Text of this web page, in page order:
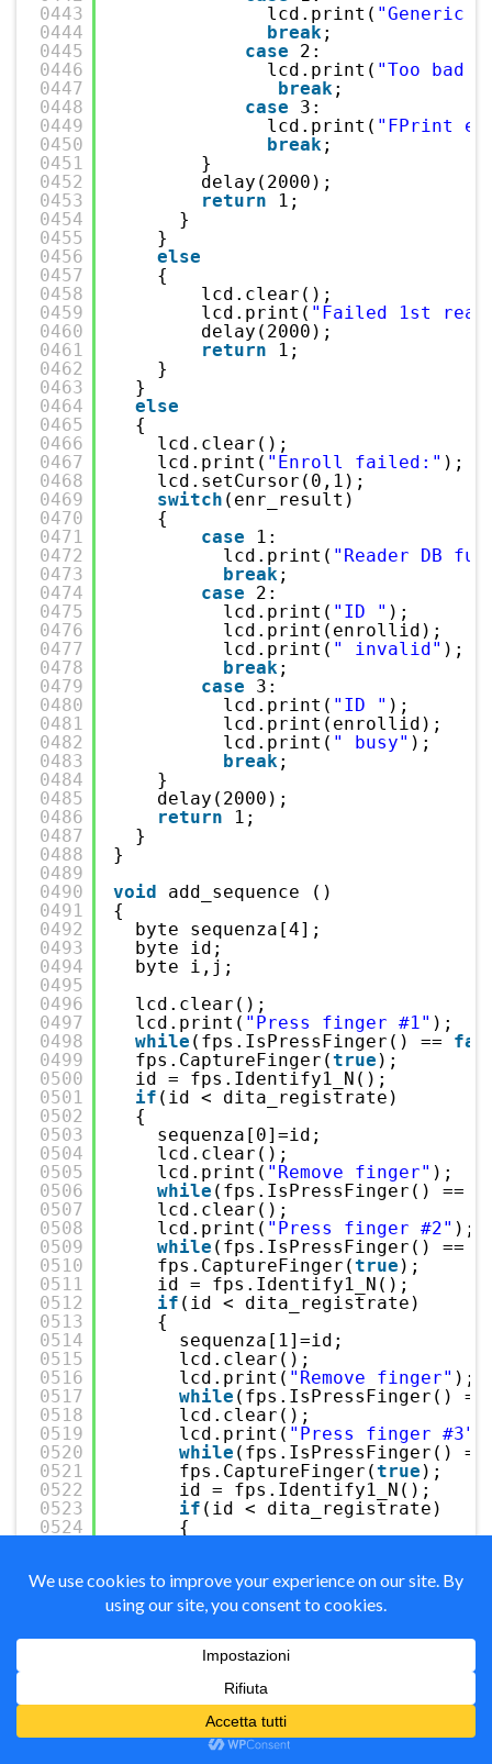
0443
0444
0445
0446
0447
0448
0449
0450
0451
0452
0453
0454
0455
0456
0457
0458
0459
0460
0461
0462
0463
0464
0465
0466
0467
0468
0469
0470
0471
0472
0473
0474
0475
0476
0477
0478
0479
0480
0481
0482
0483
0484
0485
0486
0487
0488
0489
0490
0491
0492
0493
0494
0495
0496
0497
0498
0499
0500
0501
0502
0503
0504
0505
0506
0507
0508
0509
0510
0511
0512
0513
0514
0515
0516
0517
0518
0519
0520
0521
0522
0523
0524
0527
0530
0535
lcd.print( "Generic
break;
case
2:
lcd.print( "Too bad
break;
case
3:
lcd.print( "FPrint
break;
}
delay(2000);
return
1;
}
}
else
{
lcd.clear();
lcd.print( "Failed 1st
delay(2000);
return
1;
}
}
else
{
lcd.clear();
lcd.print( "Enroll failed:" );
lcd.setCursor(0,1);
switch (enr_result)
{
case
1:
lcd.print( "Reader DB
break;
case
2:
lcd.print( "ID " );
lcd.print(enrollid);
lcd.print( " invalid" );
break;
case
3:
lcd.print( "ID " );
lcd.print(enrollid);
lcd.print( " busy" );
break;
}
delay(2000);
return
1;
}
}
void
add_sequence ()
{
byte sequenza[4];
byte id;
byte i,j;
lcd.clear();
lcd.print( "Press finger #1" );
while (fps.IsPressFinger() ==
fps.CaptureFinger(true );
id = fps.Identify1_N();
if (id < dita_registrate)
{
sequenza[0]=id;
lcd.clear();
lcd.print( "Remove finger" );
while (fps.IsPressFinger() ==
lcd.clear();
lcd.print( "Press finger #2" );
while (fps.IsPressFinger() ==
fps.CaptureFinger(true );
id = fps.Identify1_N();
if (id < dita_registrate)
{
sequenza[1]=id;
lcd.clear();
lcd.print( "Remove finger" );
while (fps.IsPressFinger()
lcd.clear();
lcd.print( "Press finger #3"
while (fps.IsPressFinger()
fps.CaptureFinger(true );
id = fps.Identify1_N();
if (id < dita_registrate)
{
lcd.print("Remove finger"
while(fps.IsPressFinger()
lcd.clear();
lcd.print("Press finger
while(fps.IsPressFinger()
int id =
if(id < dita_registrate)
{
sequenza[3]=id;